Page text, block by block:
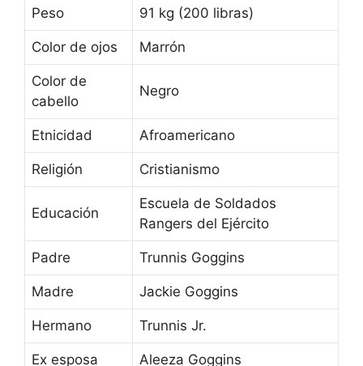
Peso 91 kg (200 libras)
Color de ojos Marrón
Color de
cabello
Negro
Etnicidad Afroamericano
Religión Cristianismo
Educación
Escuela de Soldados
Rangers del Ejército
Padre Trunnis Goggins
Madre Jackie Goggins
Hermano Trunnis Jr.
Ex esposa Aleeza Goggins